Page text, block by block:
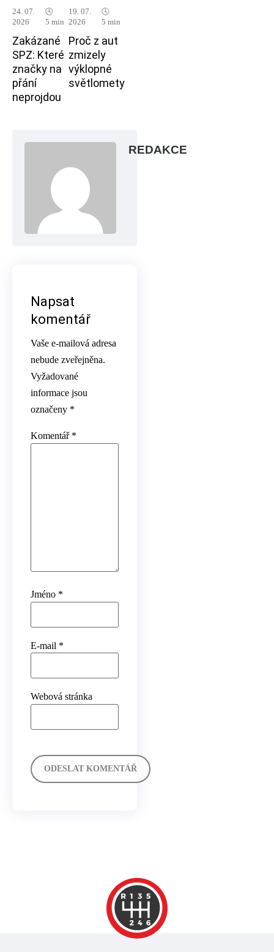
24. 07.
2026
🕓
5 min
Zakázané
SPZ: Které
značky na
přání
neprojdou
19. 07.
2026
🕓
5 min
Proč z aut
zmizely
výklopné
světlomety
REDAKCE
Napsat
komentář
Vaše e-mailová adresa
nebude zveřejněna.
Vyžadované
informace jsou
označeny *
Komentář *
Jméno *
E-mail *
Webová stránka